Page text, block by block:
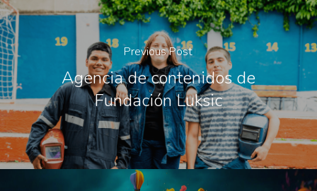
Previous Post
Agencia de contenidos de
Fundación Luksic